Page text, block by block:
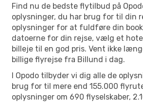
Find nu de bedste flytilbud på
oplysninger, du har brug for til din
oplysninger for at fuldføre din
datoerne for din rejse, vælg et
billeje til en god pris. Vent ikke
billige flyrejse fra Billund i dag.
I Opodo tilbyder vi dig alle de
brug for til mere end 155.000
oplysninger om 690 flyselskaber,